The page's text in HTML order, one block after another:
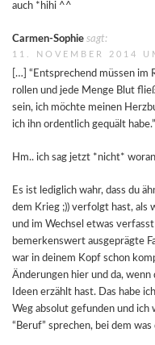
auch *hihi ^^
Carmen-Sophie sagt:
11. NOVEMBER 2014
[…] “Entsprechend müssen im
rollen und jede Menge Blut
sein, ich möchte meinen
ich ihn ordentlich gequält
Hm.. ich sag jetzt *nicht*
Es ist lediglich wahr, dass du
dem Krieg ;)) verfolgt hast, als
und im Wechsel etwas
bemerkenswert ausgeprägte
war in deinem Kopf schon
Änderungen hier und da,
Ideen erzählt hast. Das habe
Weg absolut gefunden und ich
“Beruf” sprechen, bei dem